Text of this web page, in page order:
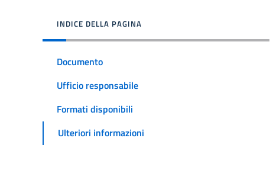
INDICE DELLA PAGINA
Documento
Ufficio responsabile
Formati disponibili
Ulteriori informazioni